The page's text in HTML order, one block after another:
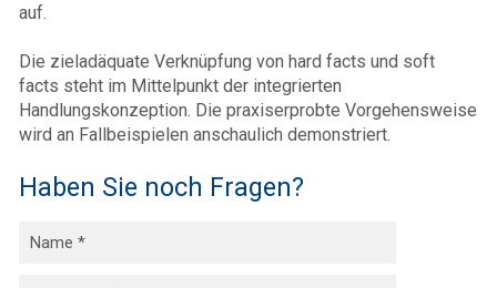
auf.
Die zieladäquate Verknüpfung von hard facts und soft
facts steht im Mittelpunkt der integrierten
Handlungskonzeption. Die praxiserprobte Vorgehensweise
wird an Fallbeispielen anschaulich demonstriert.
Haben Sie noch Fragen?